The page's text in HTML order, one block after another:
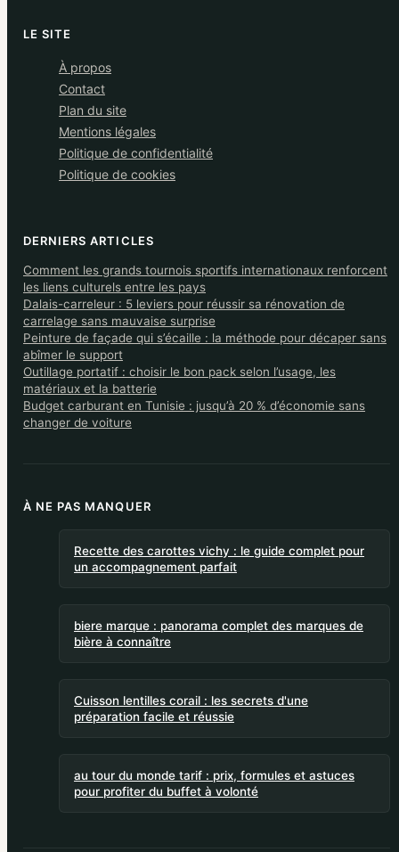
LE SITE
À propos
Contact
Plan du site
Mentions légales
Politique de confidentialité
Politique de cookies
DERNIERS ARTICLES
Comment les grands tournois sportifs internationaux renforcent
les liens culturels entre les pays
Dalais-carreleur : 5 leviers pour réussir sa rénovation de
carrelage sans mauvaise surprise
Peinture de façade qui s’écaille : la méthode pour décaper sans
abîmer le support
Outillage portatif : choisir le bon pack selon l’usage, les
matériaux et la batterie
Budget carburant en Tunisie : jusqu’à 20 % d’économie sans
changer de voiture
À NE PAS MANQUER
Recette des carottes vichy : le guide complet pour
un accompagnement parfait
biere marque : panorama complet des marques de
bière à connaître
Cuisson lentilles corail : les secrets d'une
préparation facile et réussie
au tour du monde tarif : prix, formules et astuces
pour profiter du buffet à volonté